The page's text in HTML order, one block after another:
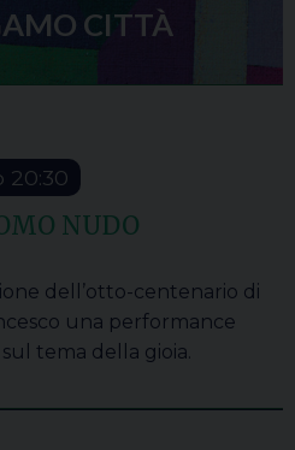
CITTÀ
20:30
NUDO
dell’otto-centenario di
una performance
tema della gioia.